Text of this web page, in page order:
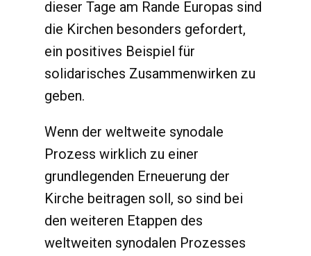
dieser Tage am Rande Europas sind
die Kirchen besonders gefordert,
ein positives Beispiel für
solidarisches Zusammenwirken zu
geben.
Wenn der weltweite synodale
Prozess wirklich zu einer
grundlegenden Erneuerung der
Kirche beitragen soll, so sind bei
den weiteren Etappen des
weltweiten synodalen Prozesses